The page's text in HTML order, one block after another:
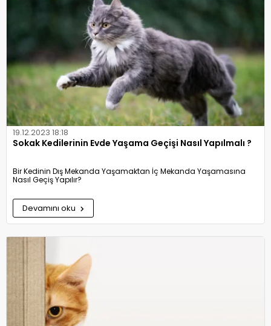
19.12.2023 18:18
Sokak Kedilerinin Evde Yaşama Geçişi Nasıl Yapılmalı ?
Bir Kedinin Dış Mekanda Yaşamaktan İç Mekanda Yaşamasına
Nasıl Geçiş Yapılır?
Devamını oku